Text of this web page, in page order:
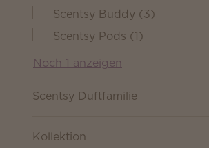
Scentsy Buddy (3)
Scentsy Pods (1)
Noch 1 anzeigen
Scentsy Duftfamilie
Kollektion